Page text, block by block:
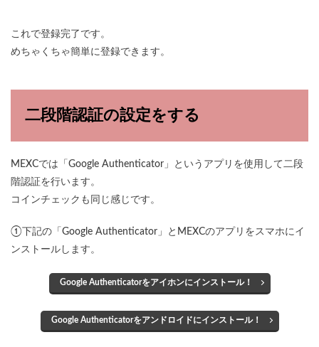
これで登録完了です。
めちゃくちゃ簡単に登録できます。
二段階認証の設定をする
MEXCでは「Google Authenticator」というアプリを使用して二段
階認証を行います。
コインチェックも同じ感じです。
①下記の「Google Authenticator」とMEXCのアプリをスマホにイ
ンストールします。
Google Authenticatorをアイホンにインストール！
Google Authenticatorをアンドロイドにインストール！